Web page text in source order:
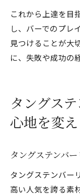
これから上達を目
し、バーでのプレ
見つけることが大
に、失敗や成功の
タングス
心地を変え
タングステンバ
タングステンバー
高い人気を誇る素